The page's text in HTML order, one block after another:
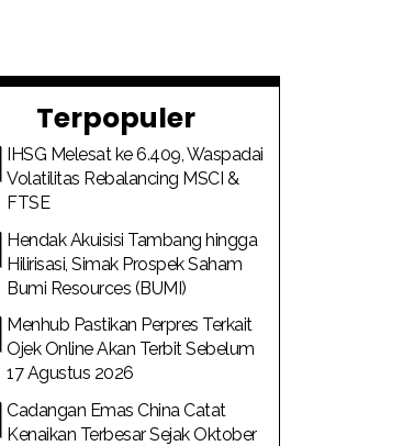
Terpopuler
IHSG Melesat ke 6.409, Waspadai
Volatilitas Rebalancing MSCI &
FTSE
Hendak Akuisisi Tambang hingga
Hilirisasi, Simak Prospek Saham
Bumi Resources (BUMI)
Menhub Pastikan Perpres Terkait
Ojek Online Akan Terbit Sebelum
17 Agustus 2026
Cadangan Emas China Catat
Kenaikan Terbesar Sejak Oktober